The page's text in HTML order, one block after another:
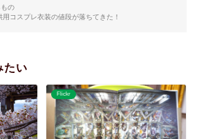
の
コスプレ衣装の値段が落ちてきた！
たい
Flickr